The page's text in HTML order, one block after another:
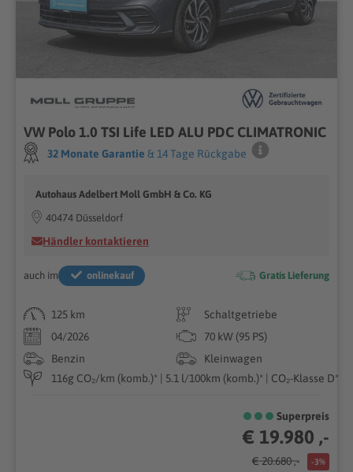
VW Polo 1.0 TSI Life LED ALU PDC CLIMATRONIC
32 Monate Garantie & 14 Tage Rückgabe
Autohaus Adelbert Moll GmbH & Co. KG
40474 Düsseldorf
Händler kontaktieren
auch im onlinekauf Gratis Lieferung
125 km
Schaltgetriebe
04/2026
70 kW (95 PS)
Benzin
Kleinwagen
116g CO₂/km (komb.)* | 5.1 l/100km (komb.)* | CO₂-Klasse D*
Superpreis
€ 19.980 ,-
€ 20.680 ,- -3%